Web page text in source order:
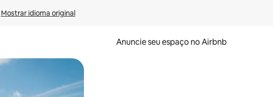
Mostrar idioma original
Anuncie seu espaço no Airbnb